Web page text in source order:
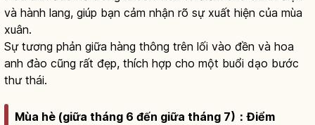
và hành lang, giúp bạn cảm nhận rõ sự xuất hiện của mùa
xuân.
Sự tương phản giữa hàng thông trên lối vào đền và hoa
anh đào cũng rất đẹp, thích hợp cho một buổi dạo bước
thư thái.
Mùa hè (giữa tháng 6 đến giữa tháng 7)：Điểm